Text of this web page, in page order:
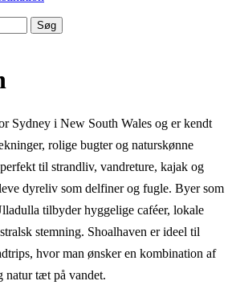
Søg
Sydney i New South Wales og er kendt
rolige bugter og naturskønne
til strandliv, vandreture, kajak og
dyreliv som delfiner og fugle. Byer som
tilbyder hyggelige caféer, lokale
stemning. Shoalhaven er ideel til
hvor man ønsker en kombination af
natur tæt på vandet.